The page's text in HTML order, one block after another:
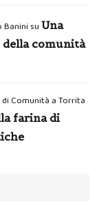
Banini su Una
della comunità
Comunità a Torrita
farina di